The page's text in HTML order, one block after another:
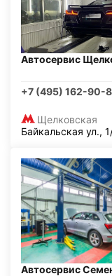
Автосервис
+7 (495) 162-90-
Щелковская
Байкальская ул.,
Автосервис